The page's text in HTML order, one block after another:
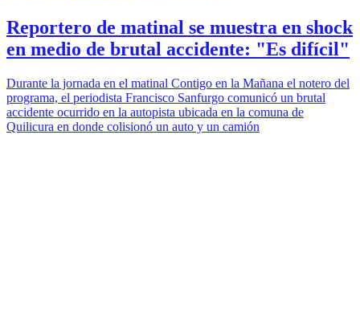
Reportero de matinal se muestra en shock
en medio de brutal accidente: "Es difícil"
Durante la jornada en el matinal Contigo en la Mañana el notero del
programa, el periodista Francisco Sanfurgo comunicó un brutal
accidente ocurrido en la autopista ubicada en la comuna de
Quilicura en donde colisionó un auto y un camión